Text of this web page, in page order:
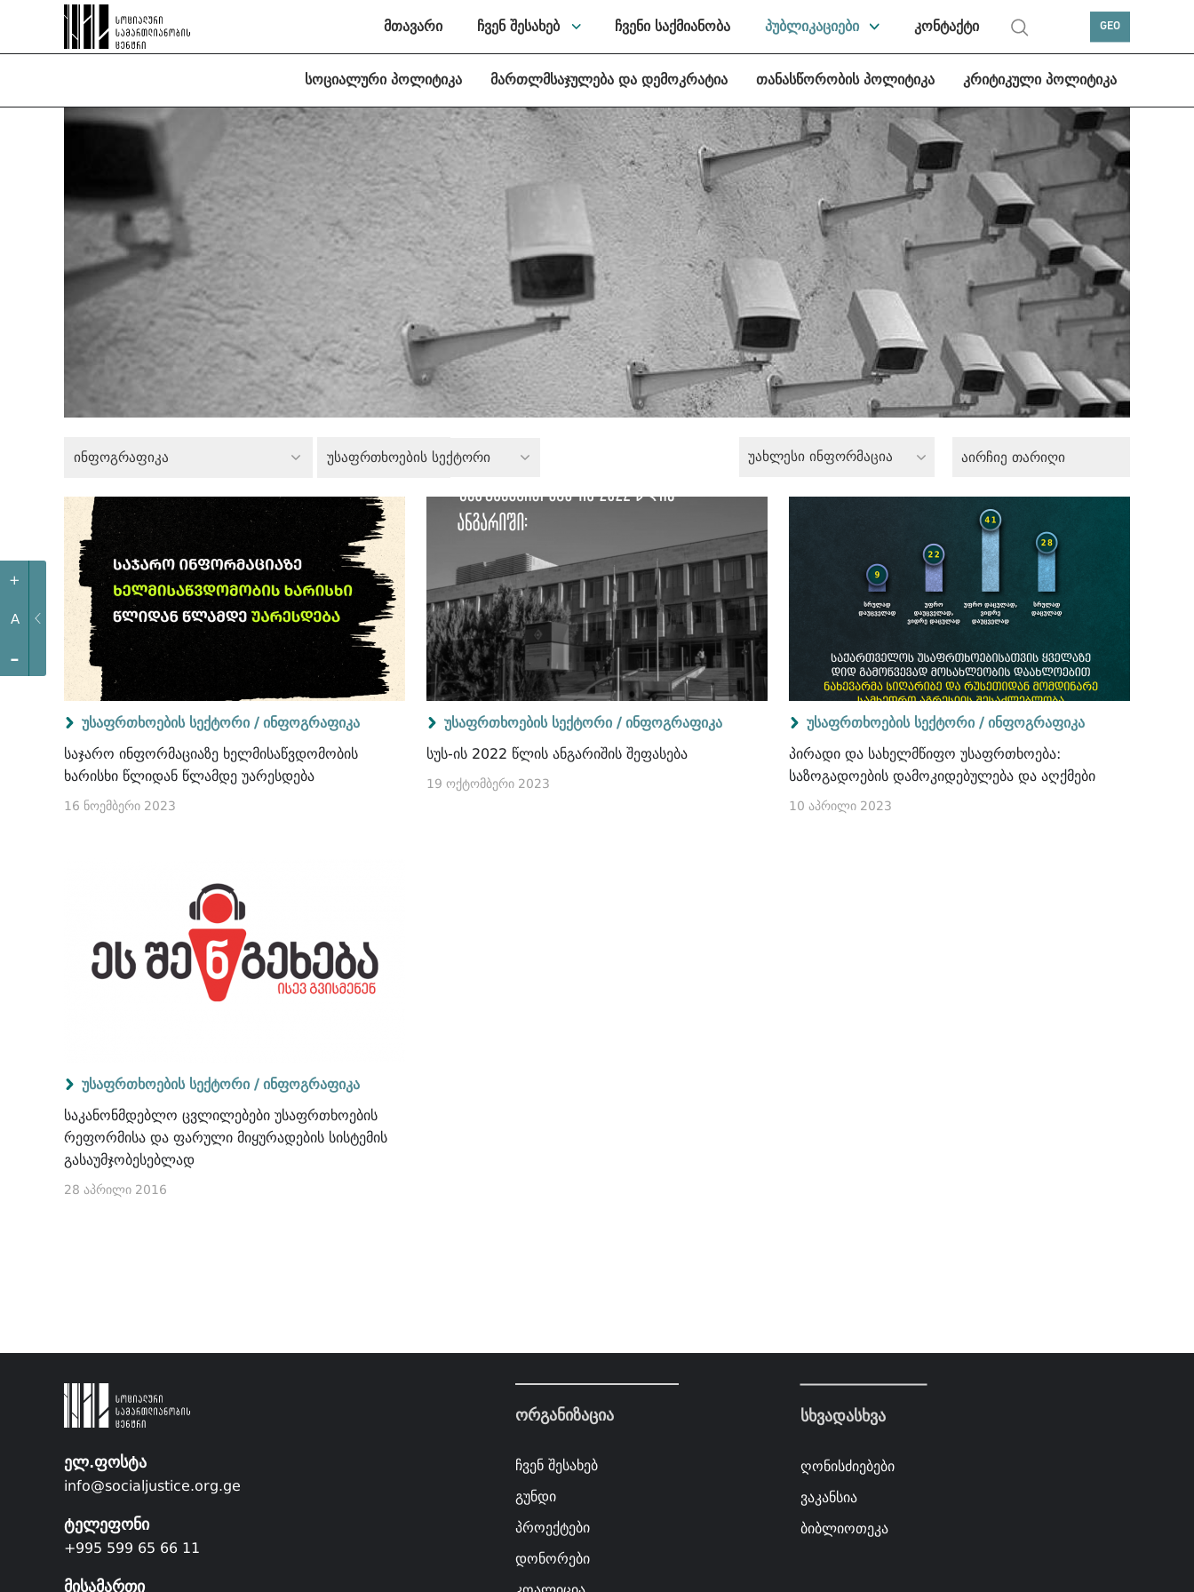
+
A
-
მთავარი ჩვენ შესახებ ჩვენი საქმიანობა პუბლიკაციები კონტაქტი GEO
სოციალური პოლიტიკა მართლმსაჯულება და დემოკრატია თანასწორობის პოლიტიკა კრიტიკული პოლიტიკა
ინფოგრაფიკა უსაფრთხოების სექტორი უახლესი ინფორმაცია
უსაფრთხოების სექტორი / ინფოგრაფიკა
საჯარო ინფორმაციაზე ხელმისაწვდომობის
ხარისხი წლიდან წლამდე უარესდება
16 ნოემბერი 2023
უსაფრთხოების სექტორი / ინფოგრაფიკა
სუს-ის 2022 წლის ანგარიშის შეფასება
19 ოქტომბერი 2023
უსაფრთხოების სექტორი / ინფოგრაფიკა
პირადი და სახელმწიფო უსაფრთხოება:
საზოგადოების დამოკიდებულება და აღქმები
10 აპრილი 2023
უსაფრთხოების სექტორი / ინფოგრაფიკა
საკანონმდებლო ცვლილებები უსაფრთხოების
რეფორმისა და ფარული მიყურადების სისტემის
გასაუმჯობესებლად
28 აპრილი 2016
ელ.ფოსტა
info@socialjustice.org.ge
ტელეფონი
+995 599 65 66 11
მისამართი
ორგანიზაცია
ჩვენ შესახებ
გუნდი
პროექტები
დონორები
სხვადასხვა
ღონისძიებები
ვაკანსია
ბიბლიოთეკა